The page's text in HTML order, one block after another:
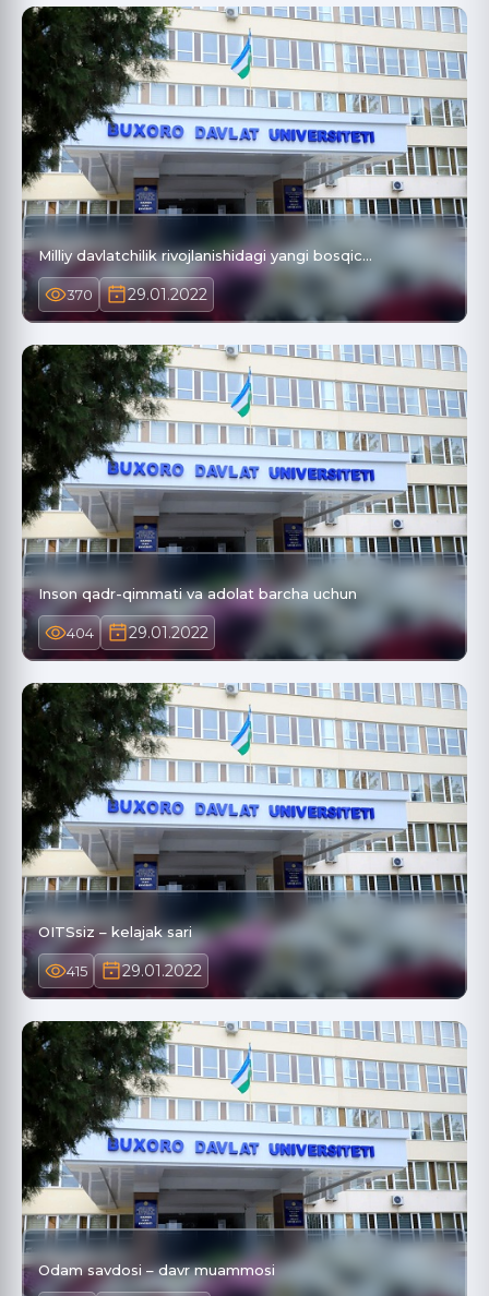
Milliy davlatchilik rivojlanishidagi yangi bosqic…
370 29.01.2022
Inson qadr-qimmati va adolat barcha uchun
404 29.01.2022
OITSsiz – kelajak sari
415 29.01.2022
Odam savdosi – davr muammosi